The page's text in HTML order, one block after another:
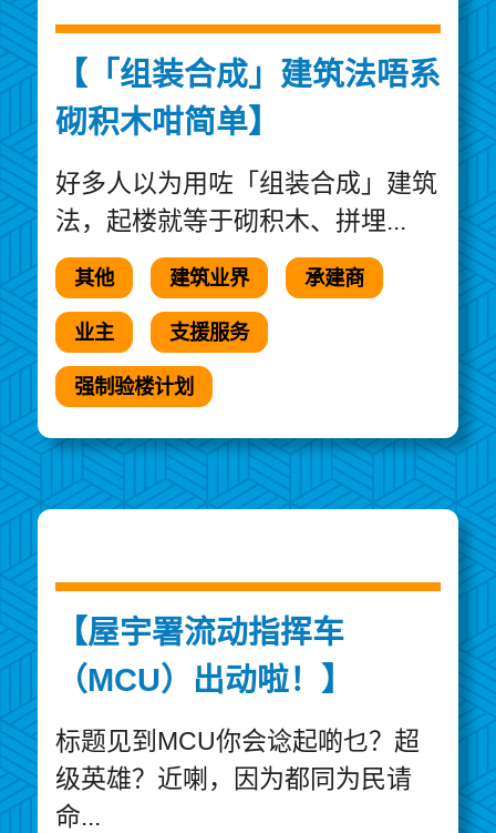
【「组装合成」建筑法唔系
砌积木咁简单】
好多人以为用咗「组装合成」建筑
法，起楼就等于砌积木、拼埋...
其他 建筑业界 承建商
业主 支援服务
强制验楼计划
【屋宇署流动指挥车
（MCU）出动啦！】
标题见到MCU你会谂起啲乜？超
级英雄？近喇，因为都同为民请
命...